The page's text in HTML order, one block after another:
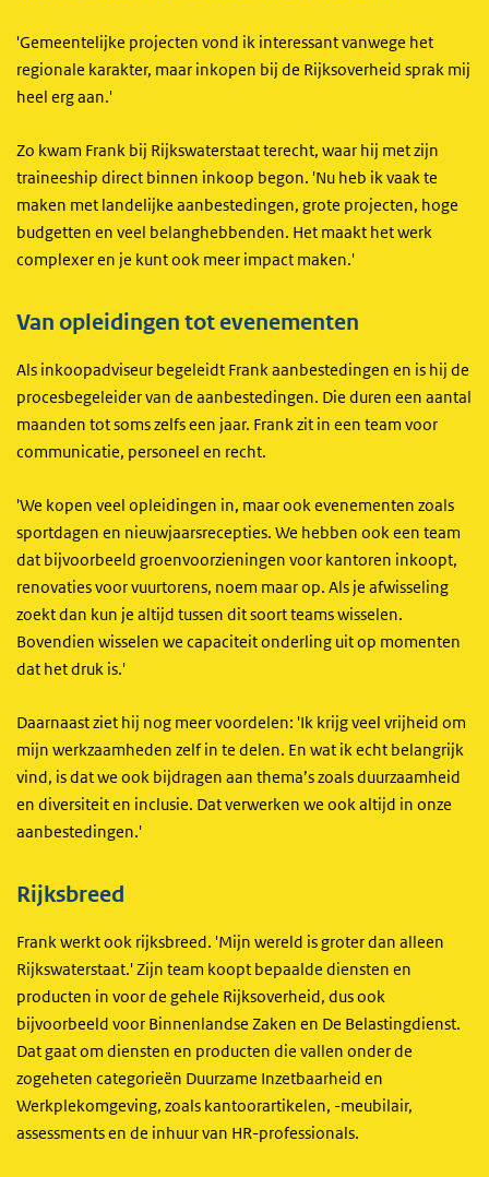
'Gemeentelijke projecten vond ik interessant vanwege het
regionale karakter, maar inkopen bij de Rijksoverheid sprak mij
heel erg aan.'
Zo kwam Frank bij Rijkswaterstaat terecht, waar hij met zijn
traineeship direct binnen inkoop begon. 'Nu heb ik vaak te
maken met landelijke aanbestedingen, grote projecten, hoge
budgetten en veel belanghebbenden. Het maakt het werk
complexer en je kunt ook meer impact maken.'
Van opleidingen tot evenementen
Als inkoopadviseur begeleidt Frank aanbestedingen en is hij de
procesbegeleider van de aanbestedingen. Die duren een aantal
maanden tot soms zelfs een jaar. Frank zit in een team voor
communicatie, personeel en recht.
'We kopen veel opleidingen in, maar ook evenementen zoals
sportdagen en nieuwjaarsrecepties. We hebben ook een team
dat bijvoorbeeld groenvoorzieningen voor kantoren inkoopt,
renovaties voor vuurtorens, noem maar op. Als je afwisseling
zoekt dan kun je altijd tussen dit soort teams wisselen.
Bovendien wisselen we capaciteit onderling uit op momenten
dat het druk is.'
Daarnaast ziet hij nog meer voordelen: 'Ik krijg veel vrijheid om
mijn werkzaamheden zelf in te delen. En wat ik echt belangrijk
vind, is dat we ook bijdragen aan thema’s zoals duurzaamheid
en diversiteit en inclusie. Dat verwerken we ook altijd in onze
aanbestedingen.'
Rijksbreed
Frank werkt ook rijksbreed. 'Mijn wereld is groter dan alleen
Rijkswaterstaat.' Zijn team koopt bepaalde diensten en
producten in voor de gehele Rijksoverheid, dus ook
bijvoorbeeld voor Binnenlandse Zaken en De Belastingdienst.
Dat gaat om diensten en producten die vallen onder de
zogeheten categorieën Duurzame Inzetbaarheid en
Werkplekomgeving, zoals kantoorartikelen, -meubilair,
assessments en de inhuur van HR-professionals.